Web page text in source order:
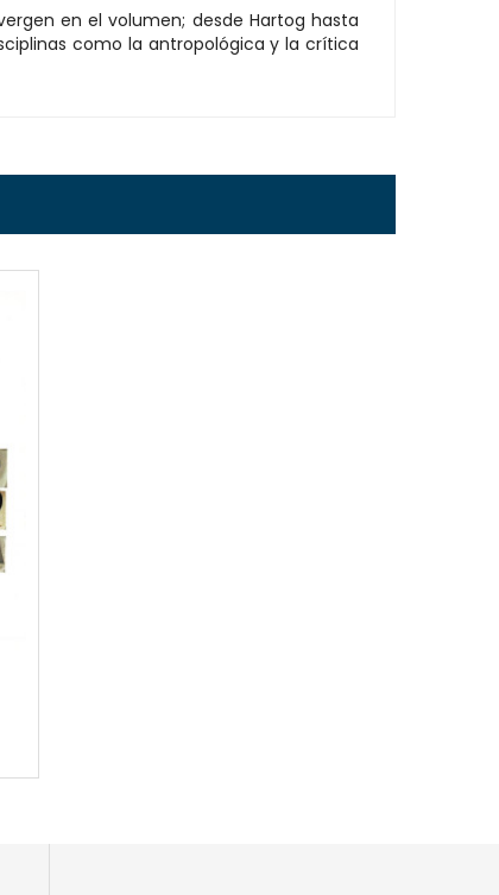
en el volumen; desde Hartog hasta
como la antropológica y la crítica